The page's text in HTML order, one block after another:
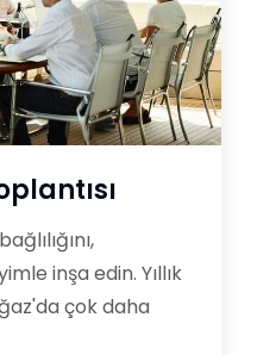
inşa edin. Yıllık
çok daha